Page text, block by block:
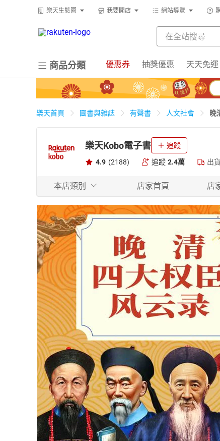
樂天生態圈 我要開店 網站導覽
商品分類 優惠券 抽獎優惠 天天免運
樂天首頁 圖書與雜誌 有聲書 人文社會 晚
樂天Kobo電子書 追蹤
4.9 (2188) 追蹤 2.4萬 出
本店類別 店家首頁 店